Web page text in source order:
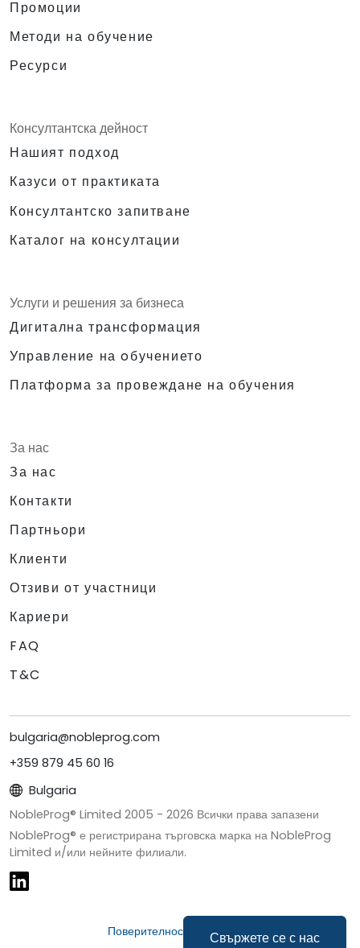
Свържете се с нас
Промоции
Методи на обучение
Ресурси
Консултантска дейност
Нашият подход
Казуси от практиката
Консултантско запитване
Каталог на консултации
Услуги и решения за бизнеса
Дигитална трансформация
Управление на oбучението
Платформа за провеждане на обучения
За нас
За нас
Контакти
Партньори
Клиенти
Отзиви от участници
Кариери
FAQ
T&C
bulgaria@nobleprog.com
+359 879 45 60 16
Bulgaria
NobleProg® Limited 2005 - 2026 Всички права запазени
NobleProg® е регистрирана търговска марка на NobleProg
Limited и/или нейните филиали.
Поверителност и бисквитки